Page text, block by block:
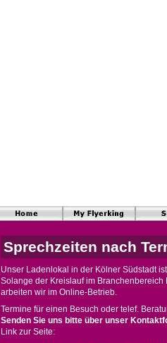
Sprechzeiten nach
Unser Ladenlokal in der Kölner Südstadt
Solange der Kreislauf im Branchenbereich
arbeiten wir im Online-Betrieb.
Termine für einen Besuch oder telef.
Senden Sie uns bitte über unser
Link zur Seite: